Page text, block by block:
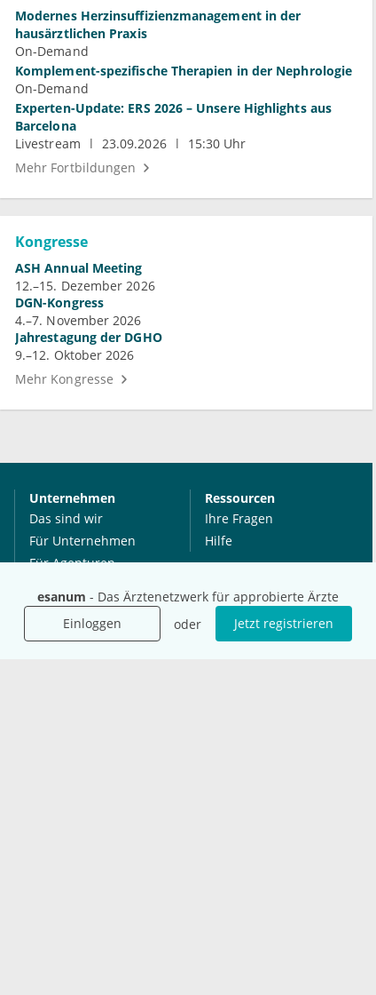
esanum - Das Ärztenetzwerk für approbierte Ärzte
Einloggen
oder Jetzt registrieren
Modernes Herzinsuffizienzmanagement in der
hausärztlichen Praxis
On-Demand
Komplement-spezifische Therapien in der Nephrologie
On-Demand
Experten-Update: ERS 2026 – Unsere Highlights aus
Barcelona
Livestream
23.09.2026
15:30 Uhr
Mehr Fortbildungen
Kongresse
ASH Annual Meeting
12.–15. Dezember 2026
DGN-Kongress
4.–7. November 2026
Jahrestagung der DGHO
9.–12. Oktober 2026
Mehr Kongresse
Unternehmen
Das sind wir
Für Unternehmen
Für Agenturen
Presse
Karriere
Ressourcen
Ihre Fragen
Hilfe